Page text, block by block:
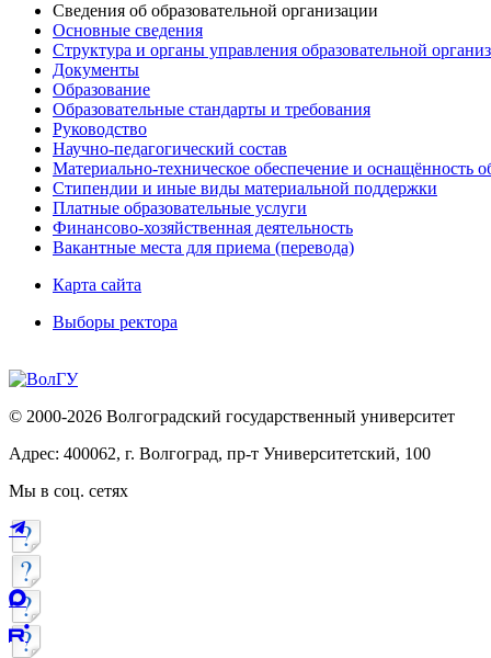
Сведения об образовательной организации
Основные сведения
Структура и органы управления образовательной
Документы
Образование
Образовательные стандарты и требования
Руководство
Научно-педагогический состав
Материально-техническое обеспечение и оснащённость
Стипендии и иные виды материальной поддержки
Платные образовательные услуги
Финансово-хозяйственная деятельность
Вакантные места для приема (перевода)
Карта сайта
Выборы ректора
© 2000-2026 Волгоградский государственный университет
Адрес: 400062, г. Волгоград, пр-т Университетский, 100
Мы в соц. сетях